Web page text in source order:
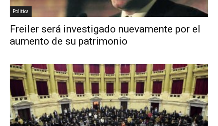
Politica
Freiler será investigado nuevamente por el
aumento de su patrimonio